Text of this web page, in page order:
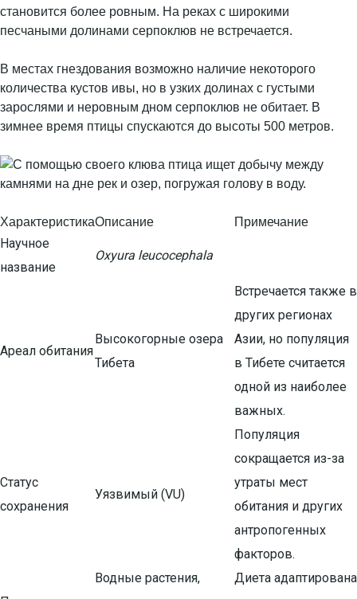
становится более ровным. На реках с широкими
песчаными долинами серпоклюв не встречается.
В местах гнездования возможно наличие некоторого
количества кустов ивы, но в узких долинах с густыми
зарослями и неровным дном серпоклюв не обитает. В
зимнее время птицы спускаются до высоты 500 метров.
ХарактеристикаОписание Примечание
Научное
название
Oxyura leucocephala
Ареал обитания
Высокогорные озера
Тибета
Встречается также в
других регионах
Азии, но популяция
в Тибете считается
одной из наиболее
важных.
Статус
сохранения
Уязвимый (VU)
Популяция
сокращается из-за
утраты мест
обитания и других
антропогенных
факторов.
Водные растения,
Диета адаптирована